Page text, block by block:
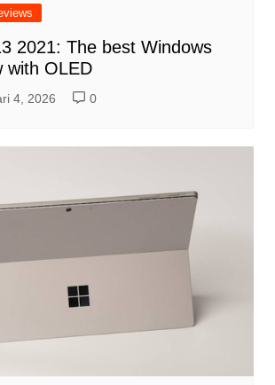
2021: The best Windows
with OLED
4, 2026 0